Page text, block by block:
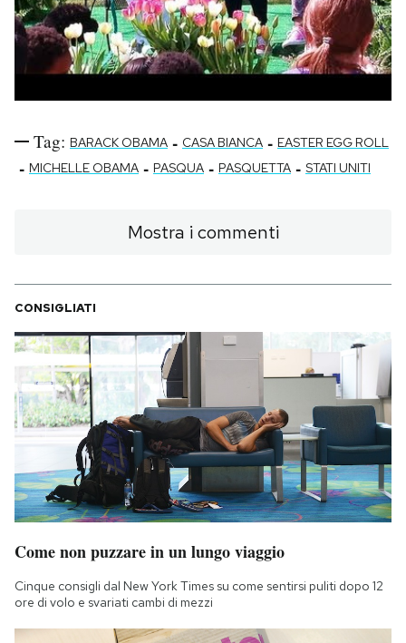
Tag: BARACK OBAMA - CASA BIANCA - EASTER EGG ROLL
- MICHELLE OBAMA - PASQUA - PASQUETTA - STATI UNITI
Mostra i commenti
CONSIGLIATI
Come non puzzare in un lungo viaggio
Cinque consigli dal New York Times su come sentirsi puliti dopo 12
ore di volo e svariati cambi di mezzi